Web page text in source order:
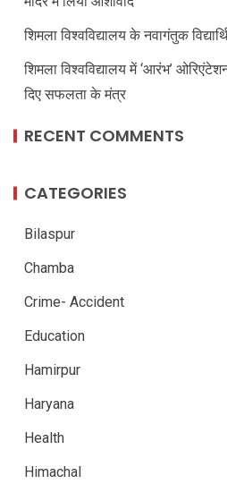
शिमला विश्वविद्यालय के नवागंतुक
शिमला विश्वविद्यालय में ‘आरंभ’
दिए सफलता के मंत्र
RECENT COMMENTS
CATEGORIES
Bilaspur
Chamba
Crime- Accident
Education
Hamirpur
Haryana
Health
Himachal